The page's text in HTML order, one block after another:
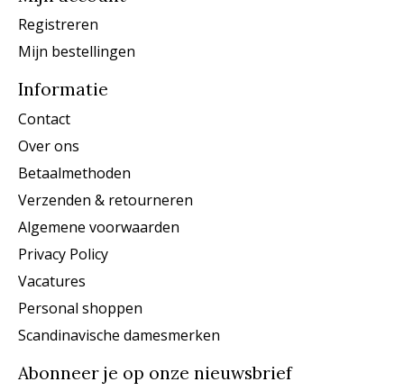
Registreren
Mijn bestellingen
Informatie
Contact
Over ons
Betaalmethoden
Verzenden & retourneren
Algemene voorwaarden
Privacy Policy
Vacatures
Personal shoppen
Scandinavische damesmerken
Abonneer je op onze nieuwsbrief